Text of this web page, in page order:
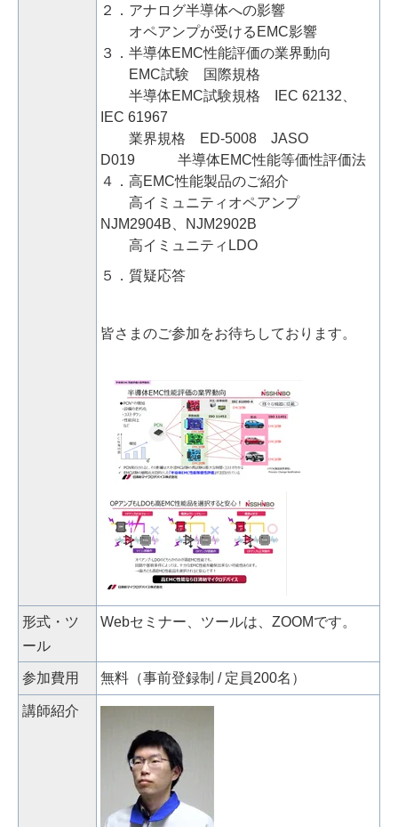
２．アナログ半導体への影響
オペアンプが受けるEMC影響
３．半導体EMC性能評価の業界動向
EMC試験 国際規格
半導体EMC試験規格 IEC 62132、
IEC 61967
業界規格 ED-5008 JASO
D019 半導体EMC性能等価性評価法
４．高EMC性能製品のご紹介
高イミュニティオペアンプ
NJM2904B、NJM2902B
高イミュニティLDO
５．質疑応答
皆さまのご参加をお待ちしております。
形式・ツ
ール
Webセミナー、ツールは、ZOOMです。
参加費用 無料（事前登録制 / 定員200名）
講師紹介